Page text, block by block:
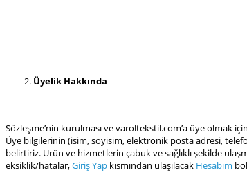
Üyelik Hakkında
Sözleşme’nin kurulması ve varoltekstil.com’a üye olmak için
Üye bilgilerinin (isim, soyisim, elektronik posta adresi,
belirtiriz. Ürün ve hizmetlerin çabuk ve sağlıklı şekilde
eksiklik/hatalar,Giriş Yap kısmından ulaşılacak Hesabım